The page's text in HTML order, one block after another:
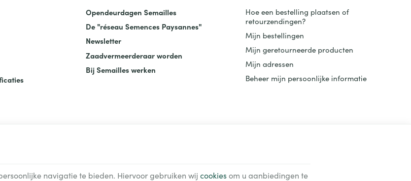
Opendeurdagen Semailles
De "réseau Semences Paysannes"
Newsletter
Zaadvermeerderaar worden
Bij Semailles werken
Hoe een bestelling plaatsen of
retourzendingen?
Mijn bestellingen
Mijn geretourneerde producten
Mijn adressen
Beheer mijn persoonlijke informatie
uw gegevens door Googlenavigatie te bieden. Hiervoor gebruiken wij cookiesom u aanbiedingen te